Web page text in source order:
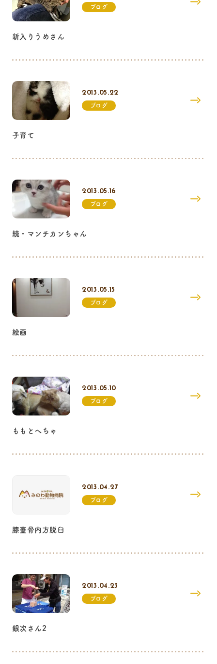
ブログ
新入りうめさん
2013.05.22
ブログ
子育て
2013.05.16
ブログ
続・マンチカンちゃん
2013.05.15
ブログ
絵画
2013.05.10
ブログ
ももとへちゃ
2013.04.27
ブログ
膝蓋骨内方脱臼
2013.04.23
ブログ
銀次さん2